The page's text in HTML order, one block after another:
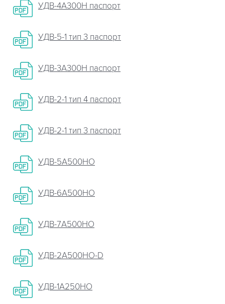
УДВ-4А300Н паспорт
УДВ-5-1 тип 3 паспорт
УДВ-3А300Н паспорт
УДВ-2-1 тип 4 паспорт
УДВ-2-1 тип 3 паспорт
УДВ-5А500НО
УДВ-6А500НО
УДВ-7А500НО
УДВ-2А500НО-D
УДВ-1A250HO